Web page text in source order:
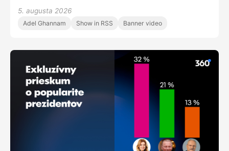
migrantov aj na kauzu Ivana Korčoka.
5. augusta 2026
Adel Ghannam Show in RSS Banner video